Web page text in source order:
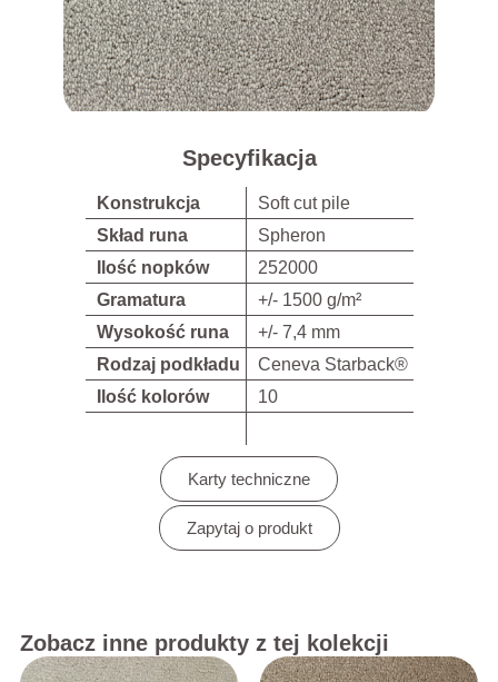
Specyfikacja
Konstrukcja
Soft cut pile
Skład runa
Spheron
Ilość nopków
252000
Gramatura
+/- 1500 g/m²
Wysokość runa
+/- 7,4 mm
Rodzaj podkładu
Ceneva Starback®
Ilość kolorów
10
Karty techniczne
Zapytaj o produkt
Zobacz inne produkty z tej kolekcji